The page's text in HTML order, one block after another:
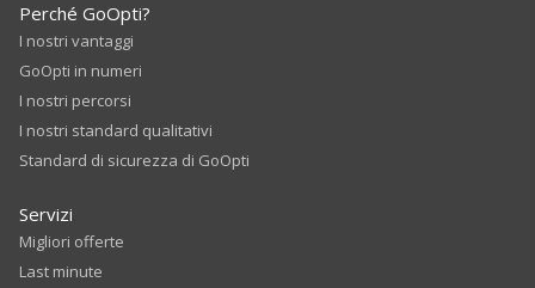
Perché GoOpti?
I nostri vantaggi
GoOpti in numeri
I nostri percorsi
I nostri standard qualitativi
Standard di sicurezza di GoOpti
Servizi
Migliori offerte
Last minute